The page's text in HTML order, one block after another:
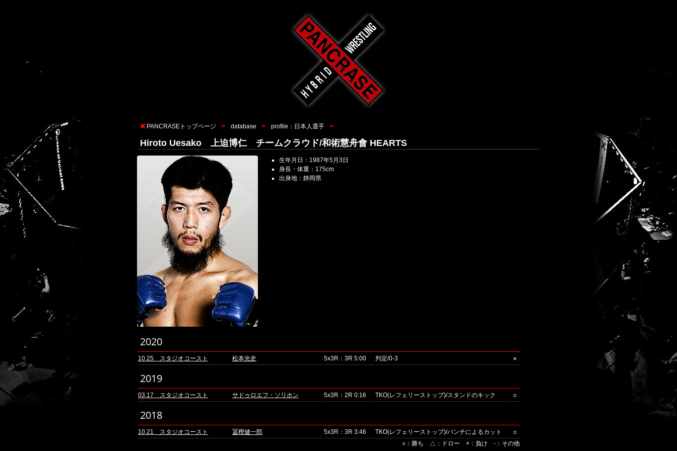
PANCRASEトップページ database profile：日本人選手
Hiroto Uesako 上迫博仁 チームクラウド/和術慧舟會 HEARTS
生年月日：1987年5月3日
身長・体重：175cm
出身地：静岡県
2020
10.25 スタジオコースト 松本光史 5x3R：3R 5:00 判定/0-3 ×
2019
03.17 スタジオコースト サドゥロエフ・ソリホン 5x3R：2R 0:16 TKO(レフェリーストップ)/スタンドのキック ○
2018
10.21 スタジオコースト 冨樫健一郎 5x3R：3R 3:46 TKO(レフェリーストップ)/パンチによるカット ○
○：勝ち △：ドロー ×：負け -：その他